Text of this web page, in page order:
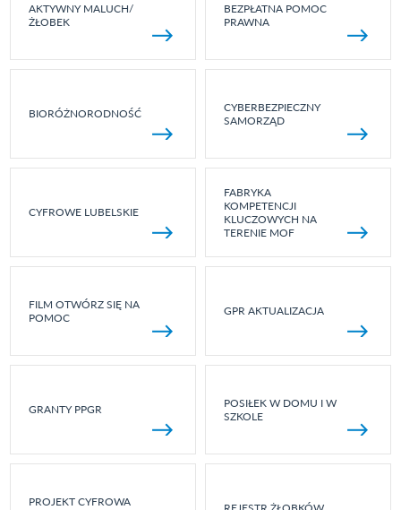
AKTYWNY MALUCH/
ŻŁOBEK
BEZPŁATNA POMOC
PRAWNA
BIORÓŻNORODNOŚĆ
CYBERBEZPIECZNY
SAMORZĄD
CYFROWE LUBELSKIE
FABRYKA
KOMPETENCJI
KLUCZOWYCH NA
TERENIE MOF
FILM OTWÓRZ SIĘ NA
POMOC
GPR AKTUALIZACJA
GRANTY PPGR
POSIŁEK W DOMU I W
SZKOLE
PROJEKT CYFROWA